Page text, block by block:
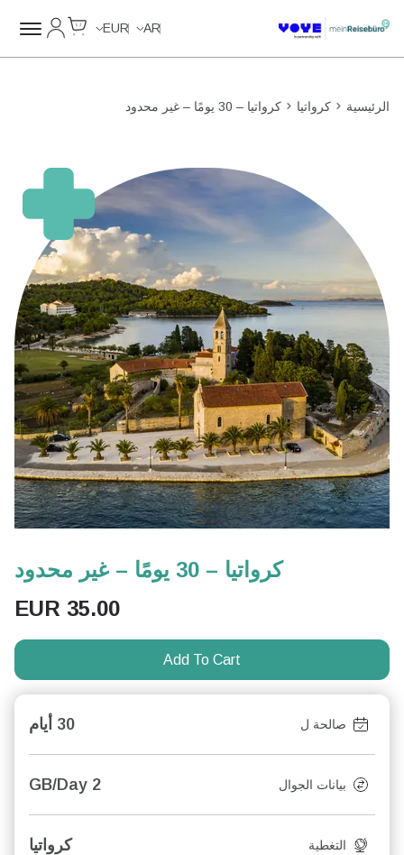
AR
EUR
الرئيسية كرواتيا كرواتيا – 30 يومًا – غير محدود
كرواتيا – 30 يومًا – غير محدود
EUR 35.00
Add To Cart
صالحة ل 30 أيام
بيانات الجوال 2 GB/Day
التغطية كرواتيا